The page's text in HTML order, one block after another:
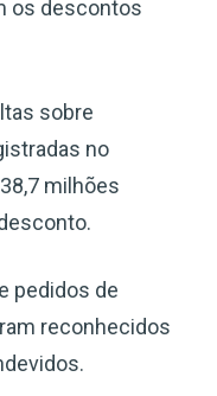
os descontos
sobre
no
milhões
pedidos de
reconhecidos